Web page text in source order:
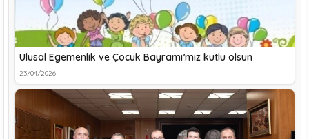
Ulusal Egemenlik ve Çocuk Bayramı’mız kutlu olsun
23/04/2026